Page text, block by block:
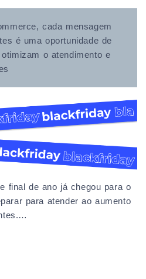
cada mensagem
é uma oportunidade de
o atendimento e
final de ano já chegou para o
para atender ao aumento